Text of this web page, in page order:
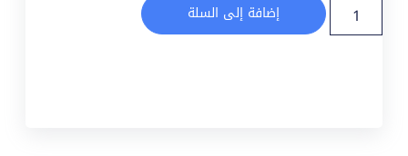
إضافة إلى السلة